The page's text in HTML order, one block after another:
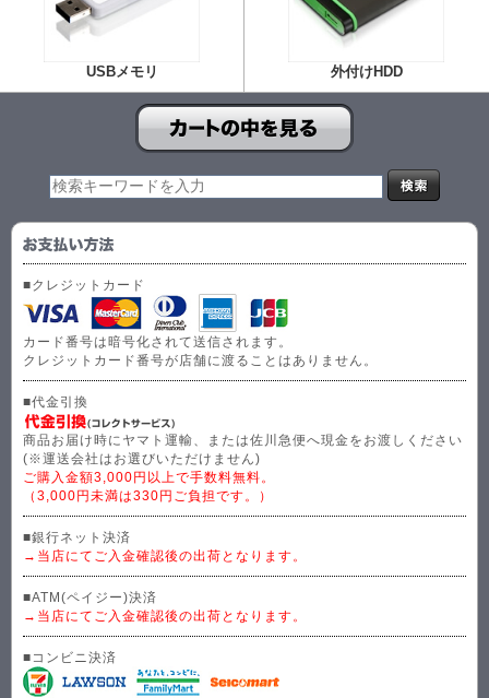
USBメモリ 外付けHDD
■クレジットカード
カード番号は暗号化されて送信されます。
クレジットカード番号が店舗に渡ることはありません。
■代金引換
商品お届け時にヤマト運輸、または佐川急便へ現金をお渡しください
(※運送会社はお選びいただけません)
ご購入金額3,000円以上で手数料無料。
（3,000円未満は330円ご負担です。）
■銀行ネット決済
→当店にてご入金確認後の出荷となります。
■ATM(ペイジー)決済
→当店にてご入金確認後の出荷となります。
■コンビニ決済